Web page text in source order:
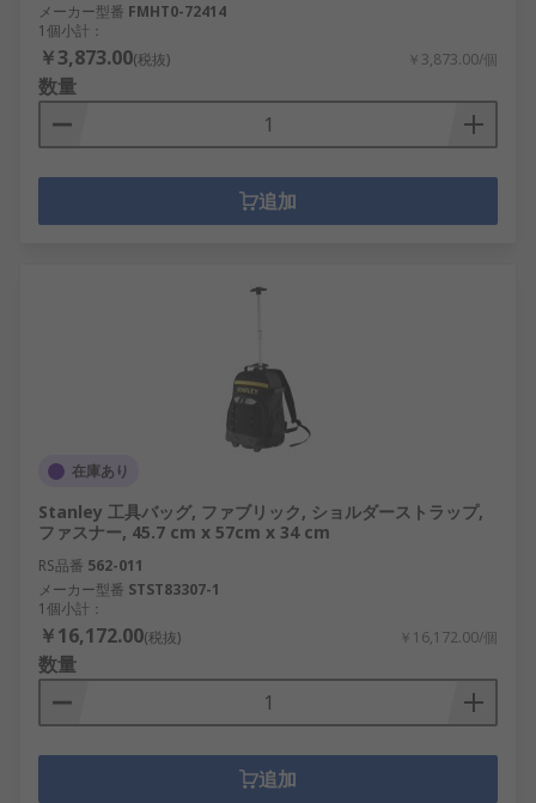
メーカー型番 FMHT0-72414
1個小計：
￥3,873.00(税抜) ￥3,873.00/個
数量
追加
在庫あり
Stanley 工具バッグ, ファブリック, ショルダーストラップ,
ファスナー, 45.7 cm x 57cm x 34 cm
RS品番 562-011
メーカー型番 STST83307-1
1個小計：
￥16,172.00(税抜) ￥16,172.00/個
数量
追加